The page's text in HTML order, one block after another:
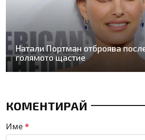
Натали Портман отброява
голямото щастие
КОМЕНТИРАЙ
Име*